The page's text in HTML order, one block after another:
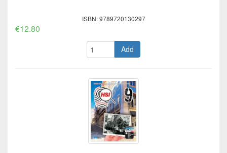
ISBN: 9789720130297
€12.80
Add